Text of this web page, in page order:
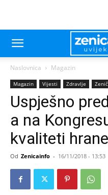
Naslovnica Magazin
Magazin Vijesti Zdravlje
Uspješno
a na
kvaliteti
Od Zenicainfo - 16/11/2018 - 13:53